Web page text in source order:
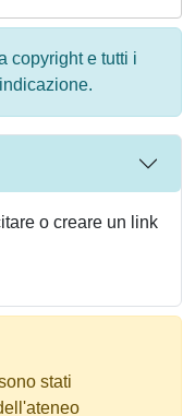
copyright e tutti i
o creare un link
stati